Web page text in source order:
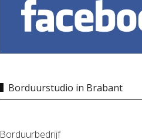
Borduurstudio in Brabant
Borduurbedrijf